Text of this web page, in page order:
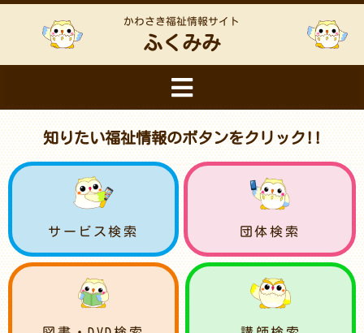
かわさき福祉情報サイト
ふくみみ
知りたい福祉情報のボタンをクリック!!
サービス検索 団体検索